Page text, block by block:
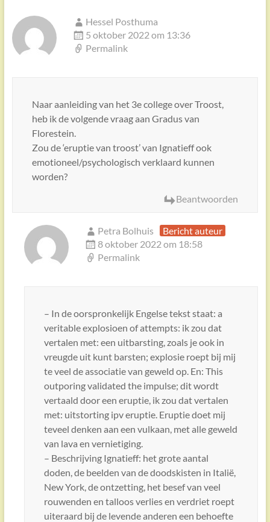
Hessel Posthuma
5 oktober 2022 om 13:36
Permalink
Naar aanleiding van het 3e college over Troost,
heb ik de volgende vraag aan Gradus van
Florestein.
Zou de ‘eruptie van troost’ van Ignatieff ook
emotioneel/psychologisch verklaard kunnen
worden?
Beantwoorden
Petra Bolhuis
Bericht auteur
8 oktober 2022 om 18:58
Permalink
– In de oorspronkelijk Engelse tekst staat: a
veritable explosioen of attempts: ik zou dat
vertalen met: een uitbarsting, zoals je ook in
vreugde uit kunt barsten; explosie roept bij mij
te veel de associatie van geweld op. En: This
outporing validated the impulse; dit wordt
vertaald door een eruptie, ik zou dat vertalen
met: uitstorting ipv eruptie. Eruptie doet mij
teveel denken aan een vulkaan, met alle geweld
van lava en vernietiging.
– Beschrijving Ignatieff: het grote aantal
doden, de beelden van de doodskisten in Italië,
New York, de ontzetting, het besef van veel
rouwenden en talloos verlies en verdriet roept
uiteraard bij de levende anderen een behoefte